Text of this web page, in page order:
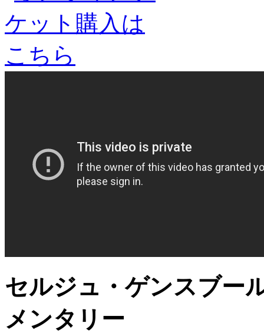
セルジュ・ゲンスブー
メンタリー